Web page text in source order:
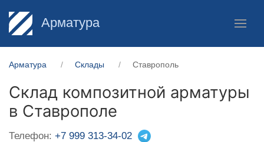
Арматура
Арматура Склады Ставрополь
Склад композитной арматуры
в Ставрополе
Телефон: +7 999 313-34-02